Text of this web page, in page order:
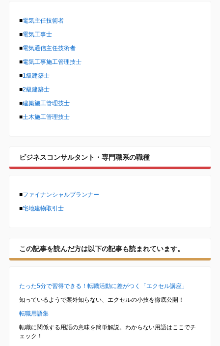
■電気主任技術者
■電気工事士
■電気通信主任技術者
■電気工事施工管理技士
■1級建築士
■2級建築士
■建築施工管理技士
■土木施工管理技士
ビジネスコンサルタント・専門職系の職種
■ファイナンシャルプランナー
■宅地建物取引士
この記事を読んだ方は以下の記事も読まれています。
たった5分で習得できる！転職活動に差がつく「エクセル講座」
知っているようで案外知らない、エクセルの小技を徹底公開！
転職用語集
転職に関係する用語の意味を簡単解説。わからない用語はここでチ
ェック！